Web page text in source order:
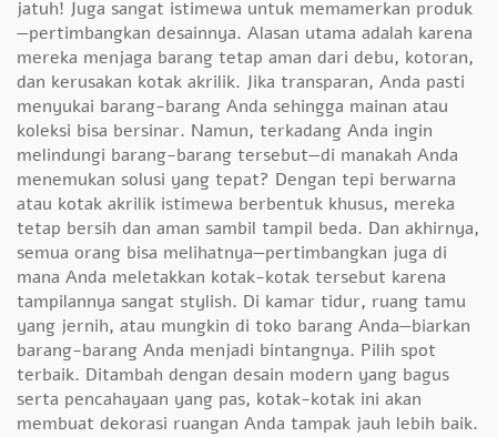
jatuh! Juga sangat istimewa untuk memamerkan produk
—pertimbangkan desainnya. Alasan utama adalah karena
mereka menjaga barang tetap aman dari debu, kotoran,
dan kerusakan kotak akrilik. Jika transparan, Anda pasti
menyukai barang-barang Anda sehingga mainan atau
koleksi bisa bersinar. Namun, terkadang Anda ingin
melindungi barang-barang tersebut—di manakah Anda
menemukan solusi yang tepat? Dengan tepi berwarna
atau kotak akrilik istimewa berbentuk khusus, mereka
tetap bersih dan aman sambil tampil beda. Dan akhirnya,
semua orang bisa melihatnya—pertimbangkan juga di
mana Anda meletakkan kotak-kotak tersebut karena
tampilannya sangat stylish. Di kamar tidur, ruang tamu
yang jernih, atau mungkin di toko barang Anda—biarkan
barang-barang Anda menjadi bintangnya. Pilih spot
terbaik. Ditambah dengan desain modern yang bagus
serta pencahayaan yang pas, kotak-kotak ini akan
membuat dekorasi ruangan Anda tampak jauh lebih baik.